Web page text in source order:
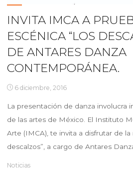
INVITA IMCA A
ESCÉNICA “LOS
DE ANTARES DANZA
CONTEMPORÁNEA.
6 diciembre, 2016
La presentación de danza involucra
de las artes de México. El Instituto
Arte (IMCA), te invita a disfrutar de la
descalzos”, a cargo de Antares
Noticias